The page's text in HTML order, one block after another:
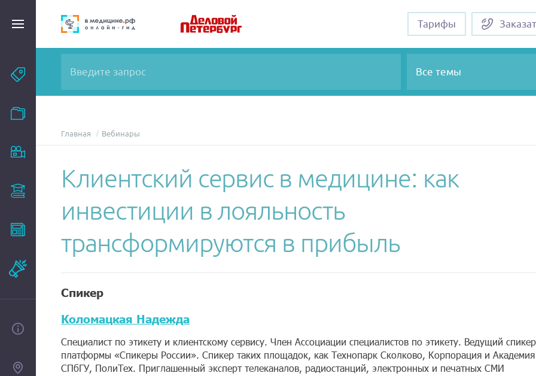
Тарифы
Темы
Эксперты
О проекте
Контакты
Все темы
Главная Вебинары
Клиентский сервис в медицине: как
инвестиции в лояльность
трансформируются в прибыль
Спикер
Коломацкая Надежда
Специалист по этикету и клиентскому сервису. Член Ассоциации специалистов по этикету. Ведущий спикер
платформы «Спикеры России». Спикер таких площадок, как Технопарк Сколково, Корпорация и
СПбГУ, ПолиТех. Приглашенный эксперт телеканалов, радиостанций, электронных и печатных СМИ